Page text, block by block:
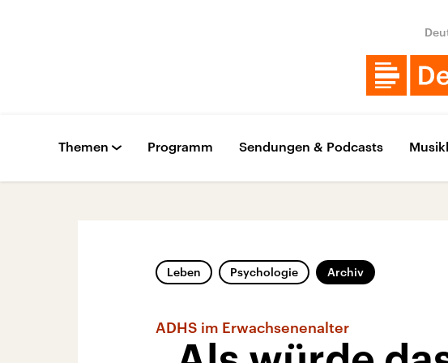
Themen Programm Sendungen & Podcasts
Leben Psychologie Archiv
ADHS im Erwachsenenalter